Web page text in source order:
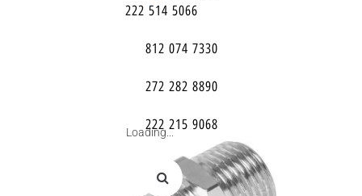
222 514 5066
812 074 7330
272 282 8890
222 215 9068
Loading...